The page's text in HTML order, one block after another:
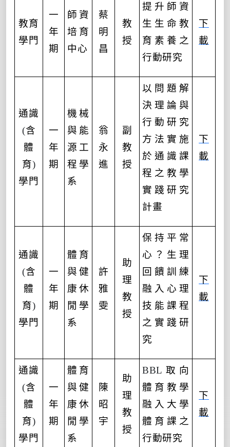
教育
學門
一
年
期
師資
培育
中心
蔡
明
昌
教
授
提升師資
生生命教
育素養之
行動研究
下
載
通識
(含
體
育)
學門
一
年
期
機械
與能
源工
程學
系
翁
永
進
副
教
授
以問題解
決理論與
行動研究
方法實施
於通識課
程之教學
實踐研究
計畫
下
載
通識
(含
體
育)
學門
一
年
期
體育
與健
康休
閒學
系
許
雅
雯
助
理
教
授
保持平常
心？生理
回饋訓練
融入心理
技能課程
之實踐研
究
下
載
通識
(含
體
育)
學門
一
年
期
體育
與健
康休
閒學
系
陳
昭
宇
助
理
教
授
BBL 取向
體育教學
融入大學
體育課之
行動研究
下
載